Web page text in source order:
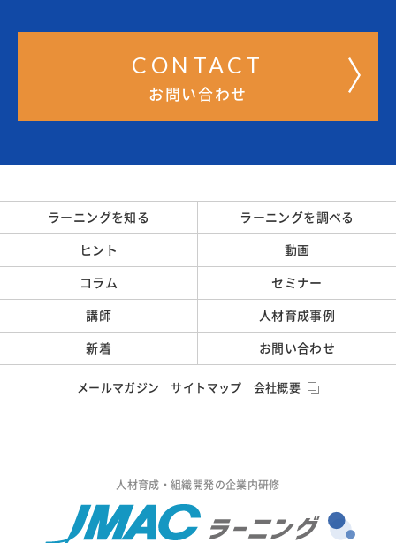
CONTACT
お問い合わせ
人材育成・組織開発の企業内研修
ラーニングを知る ラーニングを調べる
ヒント 動画
コラム セミナー
講師 人材育成事例
新着 お問い合わせ
メールマガジン サイトマップ 会社概要